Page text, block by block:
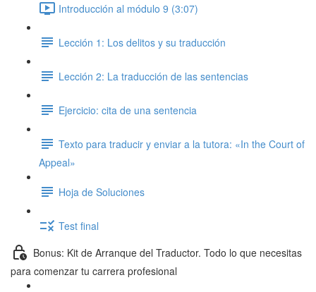
Introducción al módulo 9 (3:07)
Lección 1: Los delitos y su traducción
Lección 2: La traducción de las sentencias
Ejercicio: cita de una sentencia
Texto para traducir y enviar a la tutora: «In the Court of
Appeal»
Hoja de Soluciones
Test final
Bonus: Kit de Arranque del Traductor. Todo lo que necesitas
para comenzar tu carrera profesional